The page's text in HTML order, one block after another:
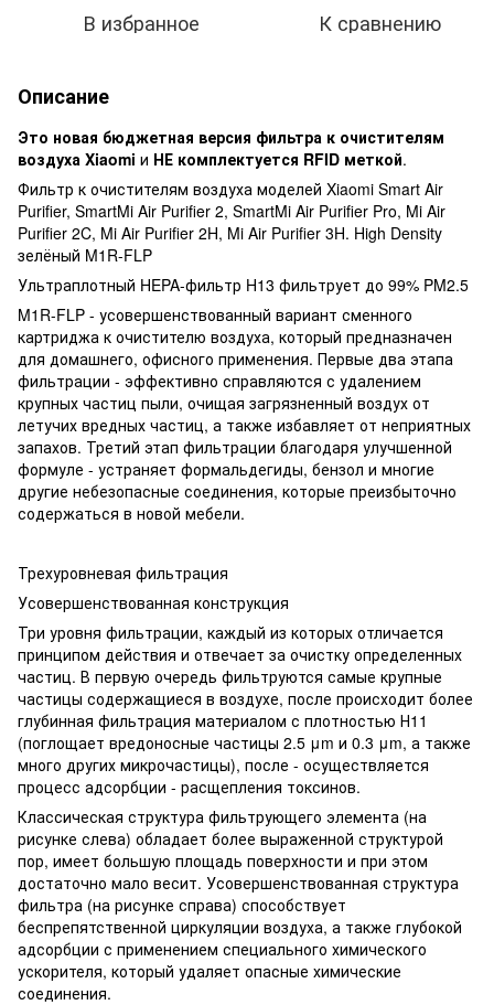
В избранное К сравнению
Описание
Это новая бюджетная версия фильтра к очистителям
воздуха Xiaomi и НЕ комплектуется RFID меткой.
Фильтр к очистителям воздуха моделей Xiaomi Smart Air
Purifier, SmartMi Air Purifier 2, SmartMi Air Purifier Pro, Mi Air
Purifier 2C, Mi Air Purifier 2H, Mi Air Purifier 3H. High Density
зелёный M1R-FLP
Ультраплотный HEPA-фильтр H13 фильтрует до 99% PM2.5
M1R-FLP - усовершенствованный вариант сменного
картриджа к очистителю воздуха, который предназначен
для домашнего, офисного применения. Первые два этапа
фильтрации - эффективно справляются с удалением
крупных частиц пыли, очищая загрязненный воздух от
летучих вредных частиц, а также избавляет от неприятных
запахов. Третий этап фильтрации благодаря улучшенной
формуле - устраняет формальдегиды, бензол и многие
другие небезопасные соединения, которые преизбыточно
содержаться в новой мебели.
Трехуровневая фильтрация
Усовершенствованная конструкция
Три уровня фильтрации, каждый из которых отличается
принципом действия и отвечает за очистку определенных
частиц. В первую очередь фильтруются самые крупные
частицы содержащиеся в воздухе, после происходит более
глубинная фильтрация материалом с плотностью Н11
(поглощает вредоносные частицы 2.5 μm и 0.3 μm, а также
много других микрочастицы), после - осуществляется
процесс адсорбции - расщепления токсинов.
Классическая структура фильтрующего элемента (на
рисунке слева) обладает более выраженной структурой
пор, имеет большую площадь поверхности и при этом
достаточно мало весит. Усовершенствованная структура
фильтра (на рисунке справа) способствует
беспрепятственной циркуляции воздуха, а также глубокой
адсорбции с применением специального химического
ускорителя, который удаляет опасные химические
соединения.